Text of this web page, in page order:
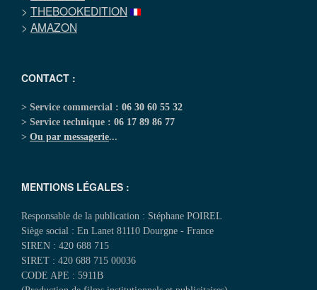
> THEBOOKEDITION
> AMAZON
CONTACT :
> Service commercial : 06 30 60 55 32
> Service technique : 06 17 89 86 77
> Ou par messagerie...
MENTIONS LÉGALES :
Responsable de la publication : Stéphane POIREL
Siège social : En Lanet 81110 Dourgne - France
SIREN : 420 688 715
SIRET : 420 688 715 00036
CODE APE : 5911B